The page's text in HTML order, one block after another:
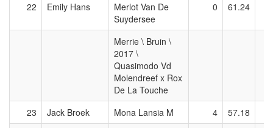
22
Emily Hans
Merlot Van De
Suydersee
0 61.24
Merrie \ Bruin \
2017 \
Quasimodo Vd
Molendreef x Rox
De La Touche
23
Jack Broek Mona Lansia M 4
57.18